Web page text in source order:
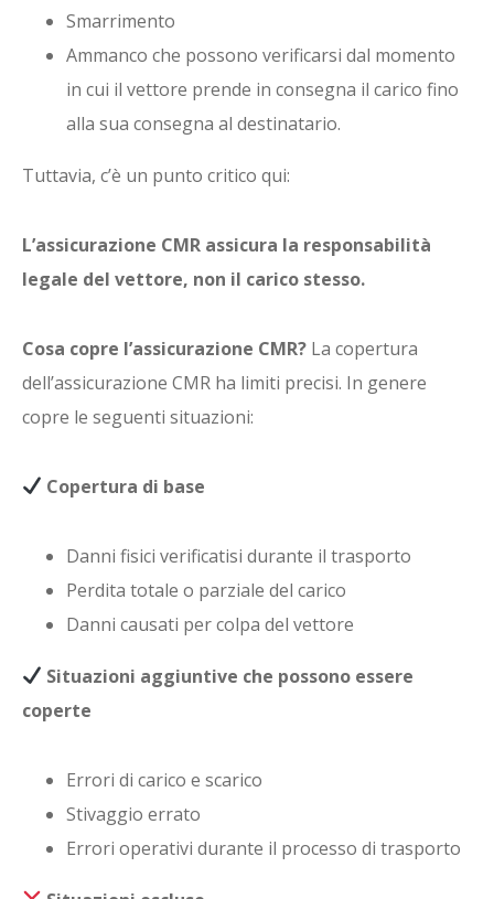
Smarrimento
Ammanco che possono verificarsi dal momento
in cui il vettore prende in consegna il carico fino
alla sua consegna al destinatario.
Tuttavia, c’è un punto critico qui:
L’assicurazione CMR assicura la responsabilità
legale del vettore, non il carico stesso.
Cosa copre l’assicurazione CMR? La copertura
dell’assicurazione CMR ha limiti precisi. In genere
copre le seguenti situazioni:
Copertura di base
Danni fisici verificatisi durante il trasporto
Perdita totale o parziale del carico
Danni causati per colpa del vettore
Situazioni aggiuntive che possono essere
coperte
Errori di carico e scarico
Stivaggio errato
Errori operativi durante il processo di trasporto